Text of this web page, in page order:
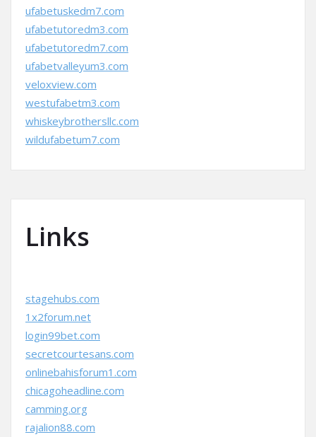
ufabetuskedm7.com
ufabetutoredm3.com
ufabetutoredm7.com
ufabetvalleyum3.com
veloxview.com
westufabetm3.com
whiskeybrothersllc.com
wildufabetum7.com
Links
stagehubs.com
1x2forum.net
login99bet.com
secretcourtesans.com
onlinebahisforum1.com
chicagoheadline.com
camming.org
rajalion88.com